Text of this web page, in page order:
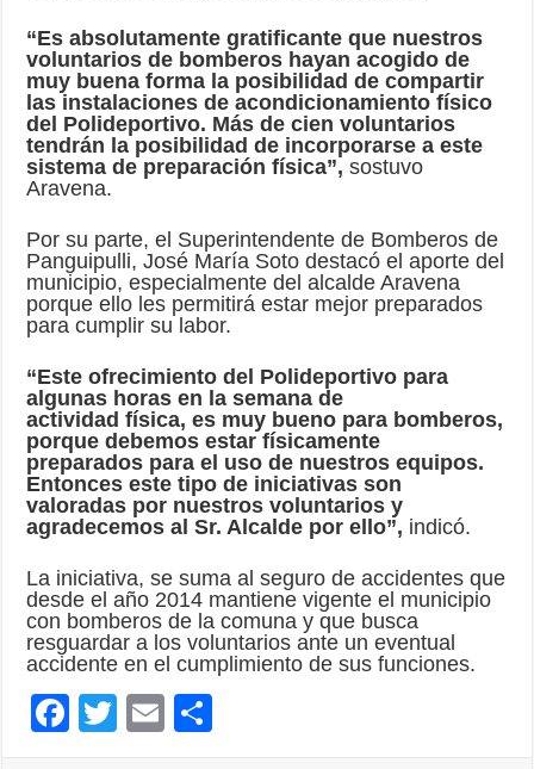
“Es absolutamente gratificante que nuestros
voluntarios de bomberos hayan acogido de
muy buena forma la posibilidad de compartir
las instalaciones de acondicionamiento físico
del Polideportivo. Más de cien voluntarios
tendrán la posibilidad de incorporarse a este
sistema de preparación física”, sostuvo
Aravena.
Por su parte, el Superintendente de Bomberos de
Panguipulli, José María Soto destacó el aporte del
municipio, especialmente del alcalde Aravena
porque ello les permitirá estar mejor preparados
para cumplir su labor.
“Este ofrecimiento del Polideportivo para
algunas horas en la semana de
actividad física, es muy bueno para bomberos,
porque debemos estar físicamente
preparados para el uso de nuestros equipos.
Entonces este tipo de iniciativas son
valoradas por nuestros voluntarios y
agradecemos al Sr. Alcalde por ello”, indicó.
La iniciativa, se suma al seguro de accidentes que
desde el año 2014 mantiene vigente el municipio
con bomberos de la comuna y que busca
resguardar a los voluntarios ante un eventual
accidente en el cumplimiento de sus funciones.
F
T
E